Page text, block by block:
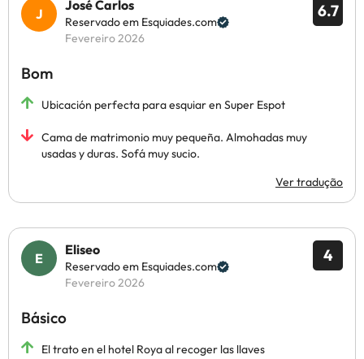
6.7
José Carlos
Reservado em Esquiades.com
Fevereiro 2026
Bom
Ubicación perfecta para esquiar en Super Espot
Cama de matrimonio muy pequeña. Almohadas muy
usadas y duras. Sofá muy sucio.
Ver tradução
4
Eliseo
Reservado em Esquiades.com
Fevereiro 2026
Básico
El trato en el hotel Roya al recoger las llaves